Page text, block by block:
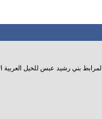
بني رشيد عبس للخيل العربية